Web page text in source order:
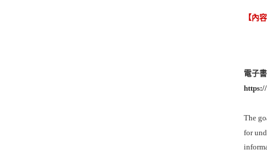
【內
電子
The
for